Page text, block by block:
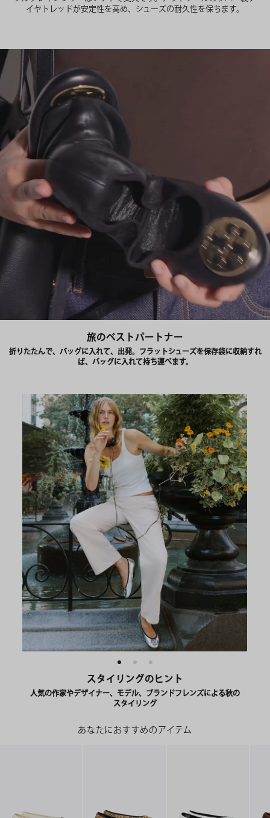
イヤトレッドが安定性を高め、シューズの耐久性を保ちます。
旅のベストパートナー
折りたたんで、バッグに入れて、出発。フラットシューズを保存袋に収納すれ
ば、バッグに入れて持ち運べます。
スタイリングのヒント
人気の作家やデザイナー、モデル、ブランドフレンズによる秋の
スタイリング
あなたにおすすめのアイテム